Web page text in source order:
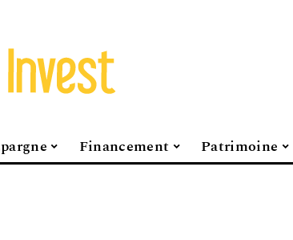
Financement Patrimoine